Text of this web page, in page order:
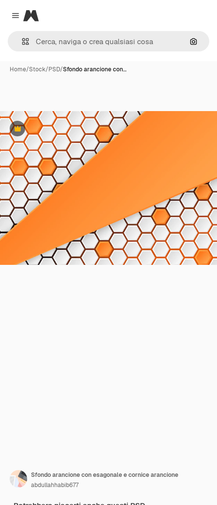
Close menu
Magnific
Cerca
Home/Stock/PSD/Sfondo arancione con…
Premium
Sfondo arancione con esagonale e cornice arancione
abdullahhabib677